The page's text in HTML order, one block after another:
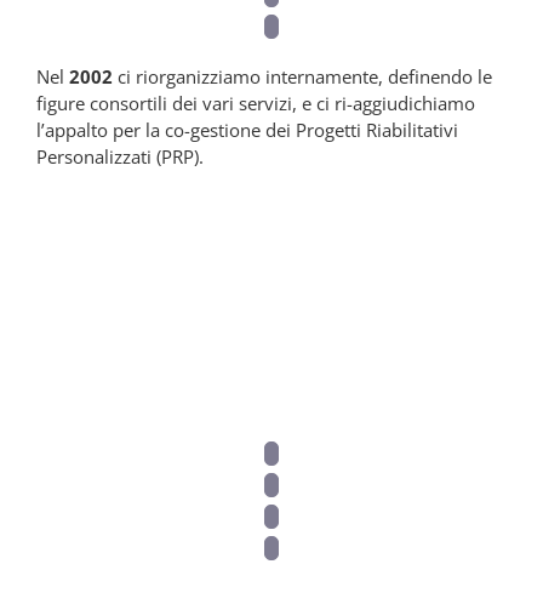
Nel 2002 ci riorganizziamo internamente, definendo le
figure consortili dei vari servizi, e ci ri-aggiudichiamo
l’appalto per la co-gestione dei Progetti Riabilitativi
Personalizzati (PRP).